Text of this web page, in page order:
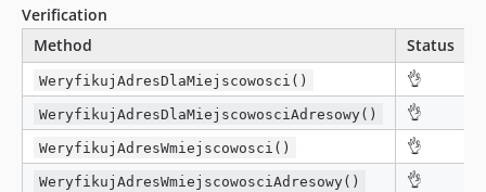
Verification
Method
Status
WeryfikujAdresDlaMiejscowosci() 👌
WeryfikujAdresDlaMiejscowosciAdresowy() 👌
WeryfikujAdresWmiejscowosci() 👌
WeryfikujAdresWmiejscowosciAdresowy() 👌